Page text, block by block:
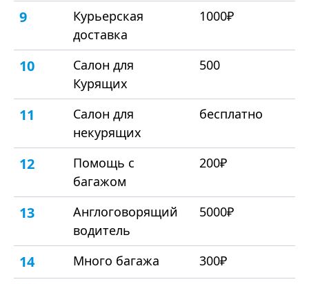
9
Курьерская
доставка
1000₽
10
Салон для
Курящих
500
11
Салон для
некурящих
бесплатно
12
Помощь с
багажом
200₽
13
Англоговорящий
водитель
5000₽
14 Много багажа 300₽